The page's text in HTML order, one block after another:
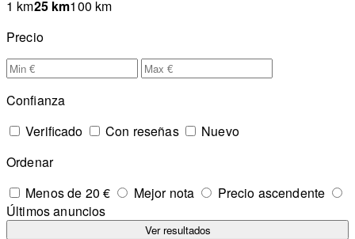
1 km25 km100 km
Precio
Confianza
Verificado
Con reseñas
Nuevo
Ordenar
Menos de 20 €
Mejor nota
Precio ascendente
Últimos anuncios
Ver resultados